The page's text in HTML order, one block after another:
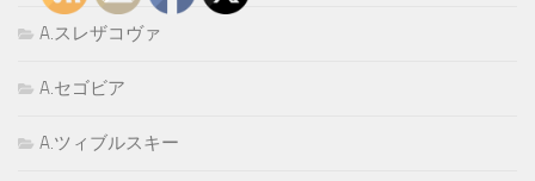
A.スレザコヴァ
A.セゴビア
A.ツィブルスキー